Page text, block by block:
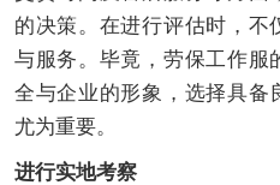
的决策。在进行评估时，不
与服务。毕竟，劳保工作服
全与企业的形象，选择具备
尤为重要。
进行实地考察